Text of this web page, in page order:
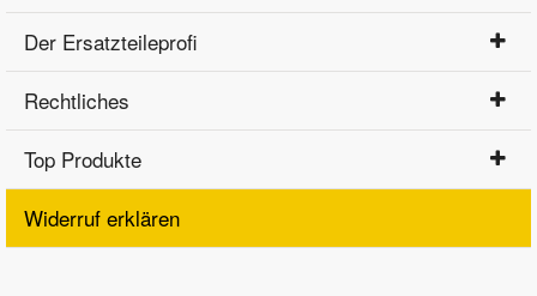
Der Ersatzteileprofi
Rechtliches
Top Produkte
Widerruf erklären